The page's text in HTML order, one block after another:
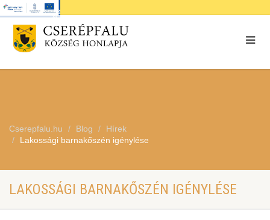
Cserepfalu.hu Blog
Hírek
Lakossági barnakőszén igénylése
LAKOSSÁGI BARNAKŐSZÉN IGÉNYLÉSE